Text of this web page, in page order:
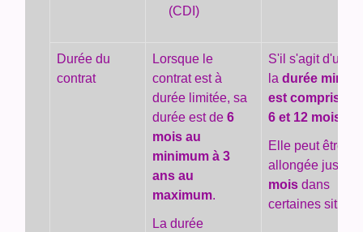
(CDI)
Durée du
contrat
Lorsque le
contrat est à
durée limitée, sa
durée est de6
mois au
minimum à 3
ans au
maximum.
La durée
S'il s'agit d'un
ladurée
est comprise
6 et 12 mois
Elle peut être
allongée
mois dans
certaines